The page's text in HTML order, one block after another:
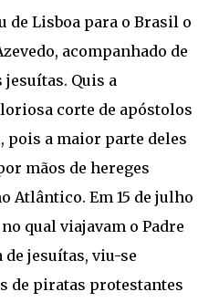
de Lisboa para o Brasil o
acompanhado de
jesuítas. Quis a
corte de apóstolos
pois a maior parte deles
mãos de hereges
Atlântico. Em 15 de julho
no qual viajavam o Padre
jesuítas, viu-se
de piratas protestantes